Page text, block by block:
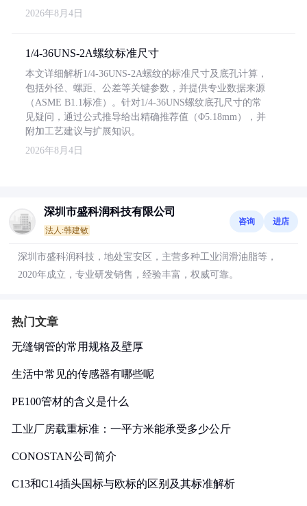
2026年8月4日
1/4-36UNS-2A螺纹标准尺寸
本文详细解析1/4-36UNS-2A螺纹的标准尺寸及底孔计算，
包括外径、螺距、公差等关键参数，并提供专业数据来源
（ASME B1.1标准）。针对1/4-36UNS螺纹底孔尺寸的常
见疑问，通过公式推导给出精确推荐值（Φ5.18mm），并
附加工艺建议与扩展知识。
2026年8月4日
深圳市盛科润科技有限公司
法人:韩建敏
咨询 进店
深圳市盛科润科技，地处宝安区，主营多种工业润滑油脂等，
2020年成立，专业研发销售，经验丰富，权威可靠。
热门文章
无缝钢管的常用规格及壁厚
生活中常见的传感器有哪些呢
PE100管材的含义是什么
工业厂房载重标准：一平方米能承受多少公斤
CONOSTAN公司简介
C13和C14插头国标与欧标的区别及其标准解析